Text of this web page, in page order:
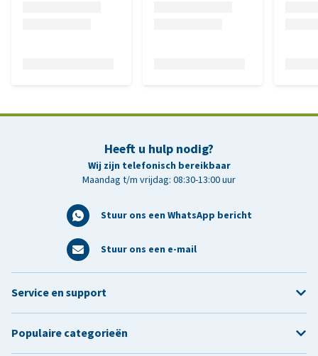
Heeft u hulp nodig?
Wij zijn telefonisch bereikbaar
Maandag t/m vrijdag: 08:30-13:00 uur
Stuur ons een WhatsApp bericht
Stuur ons een e-mail
Service en support
Populaire categorieën